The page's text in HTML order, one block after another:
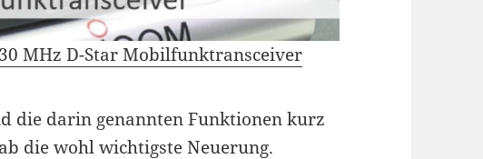
MHz D-Star Mobilfunktransceiver
die darin genannten Funktionen kurz
die wohl wichtigste Neuerung.